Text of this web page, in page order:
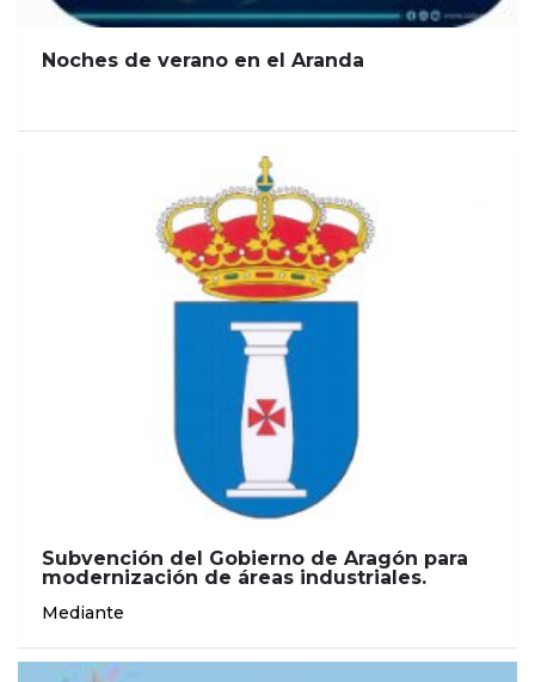
Noches de verano en el Aranda
Subvención del Gobierno de Aragón para
modernización de áreas industriales.
Mediante